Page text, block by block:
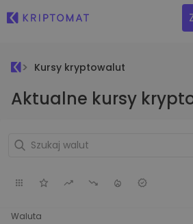
Kursy kryptowalut
Aktualne kursy
Waluta